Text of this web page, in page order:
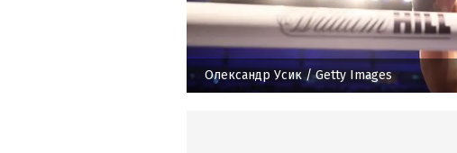
Олександр Усик/ Getty Images